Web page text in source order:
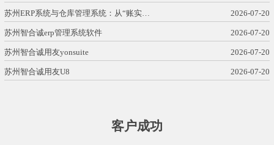
苏州ERP系统与仓库管理系统：从“账实… 2026-07-20
苏州智合诚erp管理系统软件 2026-07-20
苏州智合诚用友yonsuite 2026-07-20
苏州智合诚用友U8 2026-07-20
客户成功